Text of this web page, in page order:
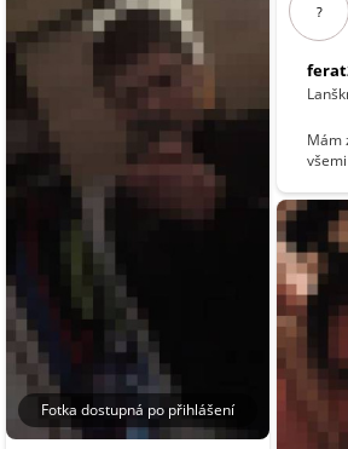
Fotka dostupná po přihlášení
?
Mám
všemi